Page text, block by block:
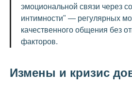
эмоциональной связи через
интимности" — регулярных
качественного общения без
факторов.
Измены и кризис